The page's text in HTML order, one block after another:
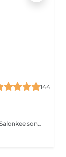
144
Veuillez prendre note que les prix indiqués sur Salonkee sont communiqués à titre informatif et s'entendent de base. Ces derniers sont susceptibles de varier selon le diagnostic réalisé à votre arrivée au salon et l'expertise du professionnel à qui vous confiez votre beauté. Dans tous les cas, un devis précis vous sera proposé et toutes réalisations de prestations seront effectuées avec votre accord. Un grand merci d'avance pour votre compréhension. Au plaisir de vous revoir très vite.